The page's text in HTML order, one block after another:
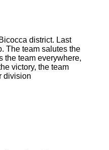
district. Last
The team salutes the
the team everywhere,
victory, the team
division